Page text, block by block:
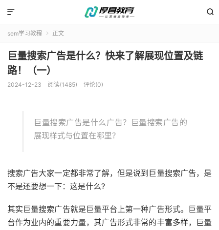


sem学习教程  正文
巨量搜索广告是什么？快来了解展现位置及链
路！（一）
2024-12-23 阅读(1485) 评论(0)
巨量搜索广告是什么广告？巨量搜索广告的
展现样式与位置在哪里？
搜索广告大家一定都非常了解，但是说到巨量搜索广告，是
不是还要想一下：这是什么?
其实巨量搜索广告就是巨量平台上第一种广告形式。巨量平
台作为业内的重要力量，其广告形式非常的丰富多样，巨量